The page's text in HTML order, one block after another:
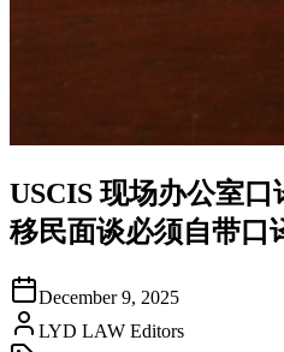
USCIS 现场办公室口
移民面谈必须自带口
December 9, 2025
LYD LAW Editors